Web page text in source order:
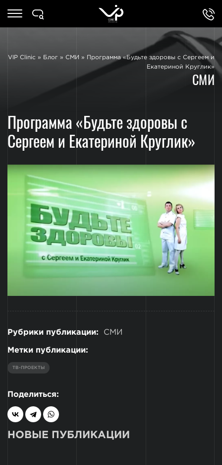
VIP Clinic » Блог » СМИ »
Программа «Будьте здоровы с Сергеем и
Екатериной Круглик»
СМИ
Программа «Будьте здоровы с
Сергеем и Екатериной Круглик»
Рубрики публикации: СМИ
Метки публикации:
ТВ-ПРОЕКТЫ
Поделиться:
НОВЫЕ ПУБЛИКАЦИИ